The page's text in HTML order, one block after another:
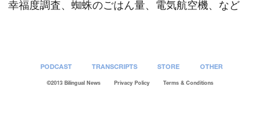
LINK
幸福度調査、蜘蛛のごはん量、電気航空機、など
PODCAST TRANSCRIPTS STORE OTHER
©2013 Bilingual News Privacy Policy Terms & Conditions